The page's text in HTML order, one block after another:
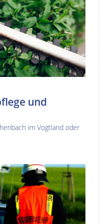
und
im Vogtland oder